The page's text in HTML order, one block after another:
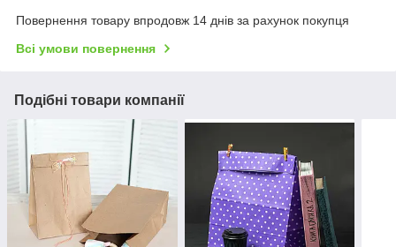
Повернення товару впродовж 14 днів за рахунок покупця
Всі умови повернення
Подібні товари компанії